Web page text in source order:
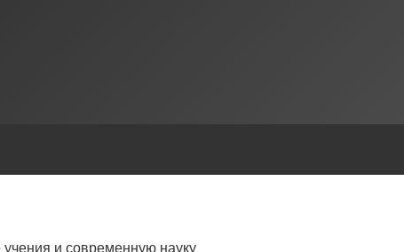
и современную науку